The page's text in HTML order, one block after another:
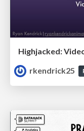
Highjacked:
rkendrick25